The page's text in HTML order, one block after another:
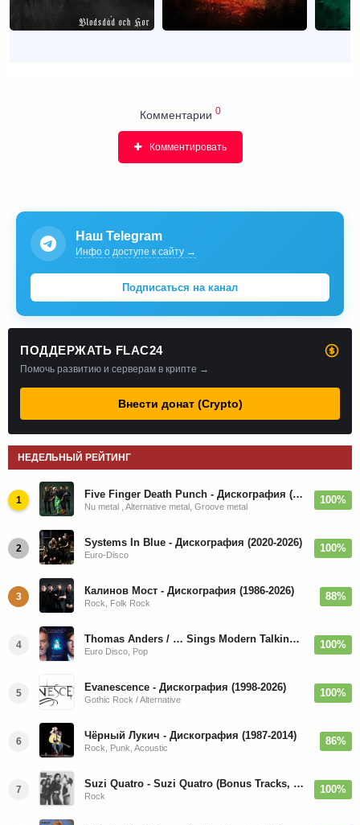
Комментарии 0
Комментировать
Наш Telegram
Инфо о доступе к сайту →
Подписаться на канал
ПОДДЕРЖАТЬ FLAC24
Помочь развитию и серверам в крипте →
Внести донат (Crypto)
НЕДЕЛЬНЫЙ РЕЙТИНГ
1 Five Finger Death Punch - Дискография (2008-2026)
Nu metal , Alternative metal, Groove metal
100%
2 Systems In Blue - Дискография (2020-2026)
Euro-Disco
100%
3 Калинов Мост - Дискография (1986-2026)
Rock, Folk Rock
88%
4 Thomas Anders / … Sings Modern Talking: The Best hi-res
Euro Disco, Pop
100%
5 Evanescence - Дискография (1998-2026)
Gothic Rock / Alternative
100%
6 Чёрный Лукич - Дискография (1987-2014)
Rock, Punk, Acoustic
86%
7 Suzi Quatro - Suzi Quatro (Bonus Tracks, Remaster) 1973/2022
Rock
100%